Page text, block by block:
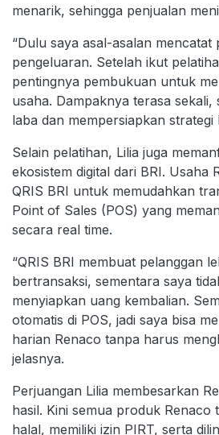
menarik, sehingga penjualan
“Dulu saya asal-asalan mencatat
pengeluaran. Setelah ikut
pentingnya pembukuan untuk
usaha. Dampaknya terasa
laba dan mempersiapkan strategi
Selain pelatihan, Lilia juga
ekosistem digital dari BRI. Usaha
QRIS BRI untuk memudahkan
Point of Sales (POS) yang
secara real time.
“QRIS BRI membuat pelanggan
bertransaksi, sementara saya
menyiapkan uang kembalian.
otomatis di POS, jadi saya bisa
harian Renaco tanpa harus
jelasnya.
Perjuangan Lilia membesarkan
hasil. Kini semua produk Renaco
halal, memiliki izin PIRT, serta